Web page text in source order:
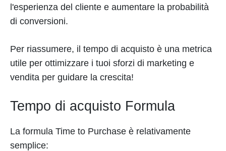
l'esperienza del cliente e aumentare la probabilità
di conversioni.
Per riassumere, il tempo di acquisto è una metrica
utile per ottimizzare i tuoi sforzi di marketing e
vendita per guidare la crescita!
Tempo di acquisto Formula
La formula Time to Purchase è relativamente
semplice: